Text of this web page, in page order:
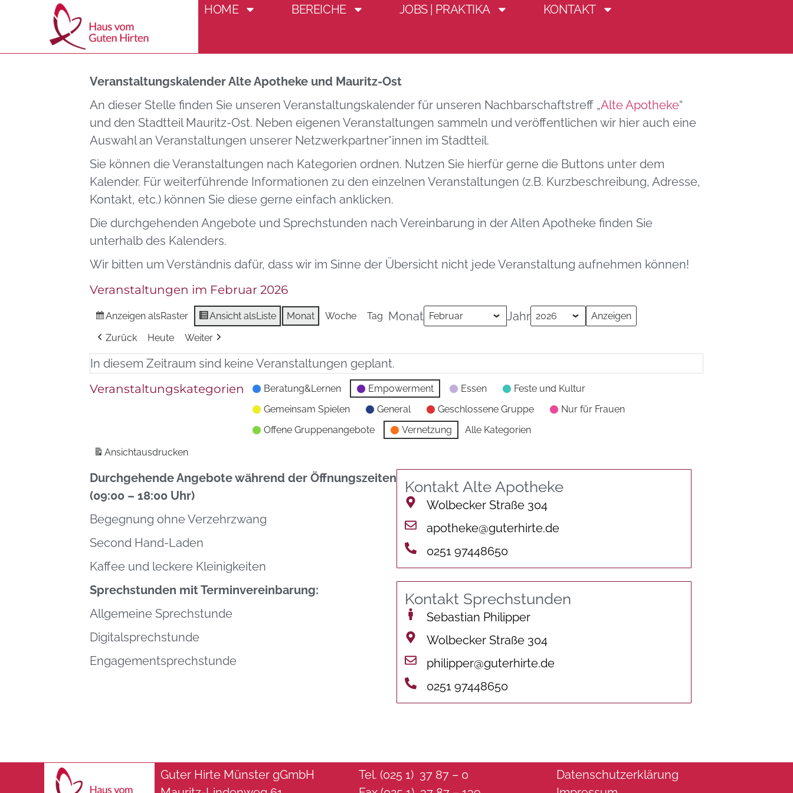
HOME BEREICHE JOBS | PRAKTIKA KONTAKT
Veranstaltungskalender Mauritz-Ost
Veranstaltungskalender Alte Apotheke und Mauritz-Ost
An dieser Stelle finden Sie unseren Veranstaltungskalender für unseren Nachbarschaftstreff „Alte Apotheke“
und den Stadtteil Mauritz-Ost. Neben eigenen Veranstaltungen sammeln und veröffentlichen wir hier auch eine
Auswahl an Veranstaltungen unserer Netzwerkpartner*innen im Stadtteil.
Sie können die Veranstaltungen nach Kategorien ordnen. Nutzen Sie hierfür gerne die Buttons unter dem
Kalender. Für weiterführende Informationen zu den einzelnen Veranstaltungen (z.B. Kurzbeschreibung, Adresse,
Kontakt, etc.) können Sie diese gerne einfach anklicken.
Die durchgehenden Angebote und Sprechstunden nach Vereinbarung in der Alten Apotheke finden Sie
unterhalb des Kalenders.
Wir bitten um Verständnis dafür, dass wir im Sinne der Übersicht nicht jede Veranstaltung aufnehmen können!
Veranstaltungen im Februar 2026
Anzeigen alsRaster Ansicht alsListe Monat Woche Tag Monat Jahr
Zurück Heute Weiter
In diesem Zeitraum sind keine Veranstaltungen geplant.
Veranstaltungskategorien
Beratung&Lernen Empowerment Essen
Feste und Kultur
Gemeinsam Spielen
General Geschlossene Gruppe
Nur für Frauen
Offene Gruppenangebote
Vernetzung
Alle Kategorien
Ansichtausdrucken
Durchgehende Angebote während der Öffnungszeiten
(09:00 – 18:00 Uhr)
Begegnung ohne Verzehrzwang
Second Hand-Laden
Kaffee und leckere Kleinigkeiten
Kontakt Alte Apotheke
Wolbecker Straße 304
apotheke@guterhirte.de
0251 97448650
Sprechstunden mit Terminvereinbarung:
Allgemeine Sprechstunde
Digitalsprechstunde
Engagementsprechstunde
Kontakt Sprechstunden
Sebastian Philipper
Wolbecker Straße 304
philipper@guterhirte.de
0251 97448650
Guter Hirte Münster gGmbH
Tel. (025 1) 37 87 – 0
Datenschutzerklärung